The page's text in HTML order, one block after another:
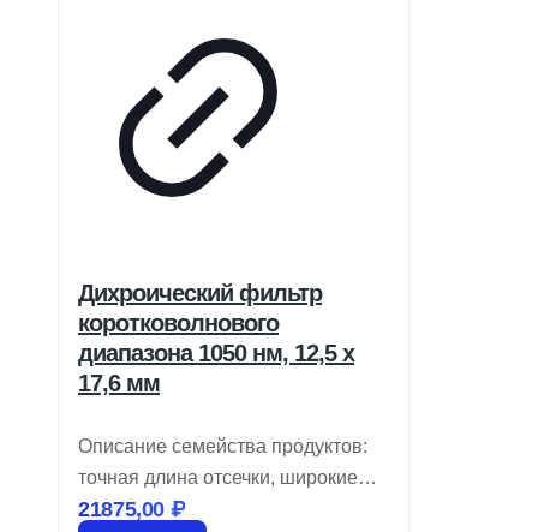
Дихроический фильтр
коротковолнового
диапазона 1050 нм, 12,5 x
17,6 мм
Описание семейства продуктов:
точная длина отсечки, широкие
диапазоны пропускания и
21875,00 ₽